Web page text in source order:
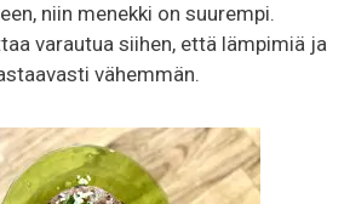
niin menekki on suurempi.
varautua siihen, että lämpimiä ja
vähemmän.